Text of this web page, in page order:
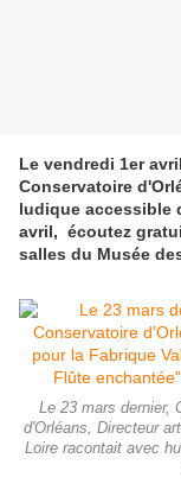
Le vendredi 1er
Conservatoire
ludique accessible
avril, écoutez
salles du Musée
Le 23 mars dernier,
d'Orléans, Directeur
Loire racontait avec